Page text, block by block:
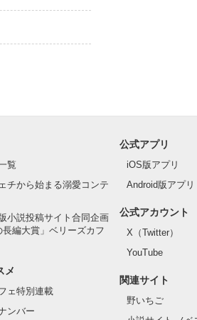
覧
チから始まる溺愛コンテ
小説投稿サイト合同企画
長編大賞」ベリーズカフ
メ
ェ特別連載
ンバー
公式アプリ
iOS版アプリ
Android版アプリ
公式アカウント
X（Twitter）
YouTube
関連サイト
野いちご